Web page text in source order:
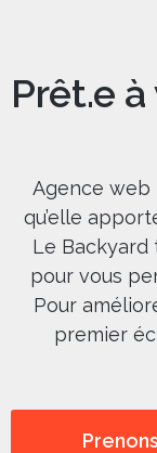
Prêt.e
Agence web
qu’elle
Le Backyard
pour vous
Pour
premier